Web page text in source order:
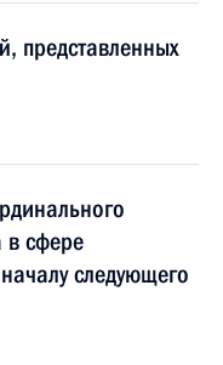
представленных
в сфере
следующего